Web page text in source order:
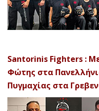
Santorinis Fighters :
Φώτης στα
Πυγμαχίας στα